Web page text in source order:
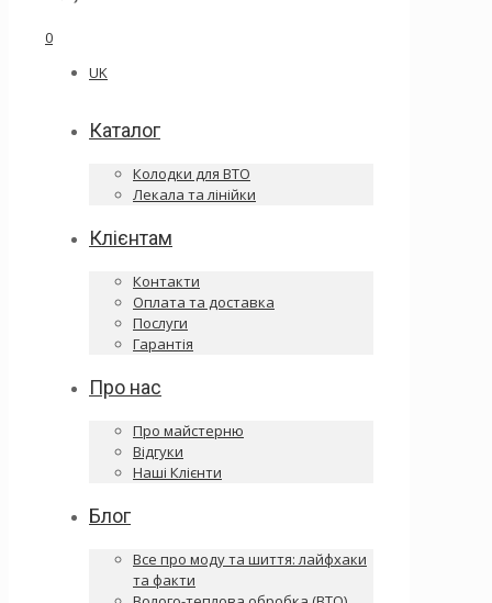
0
UK
Каталог
Колодки для ВТО
Лекала та лінійки
Клієнтам
Контакти
Оплата та доставка
Послуги
Гарантія
Про нас
Про майстерню
Відгуки
Наші Клієнти
Блог
Все про моду та шиття: лайфхаки
та факти